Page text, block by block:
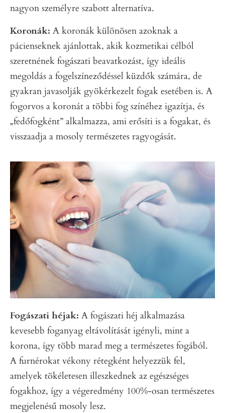
nagyon személyre szabott alternatíva.
Koronák: A koronák különösen azoknak a
pácienseknek ajánlottak, akik kozmetikai célból
szeretnének fogászati beavatkozást, így ideális
megoldás a fogelszíneződéssel küzdők számára, de
gyakran javasolják gyökérkezelt fogak esetében is. A
fogorvos a koronát a többi fog színéhez igazítja, és
„fedőfogként” alkalmazza, ami erősíti is a fogakat, és
visszaadja a mosoly természetes ragyogását.
Fogászati héjak: A fogászati héj alkalmazása
kevesebb foganyag eltávolítását igényli, mint a
korona, így több marad meg a természetes fogából.
A furnérokat vékony rétegként helyezzük fel,
amelyek tökéletesen illeszkednek az egészséges
fogakhoz, így a végeredmény 100%-osan természetes
megjelenésű mosoly lesz.